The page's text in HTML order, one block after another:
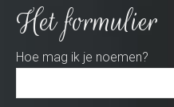
Het formulier
Hoe mag ik je noemen?